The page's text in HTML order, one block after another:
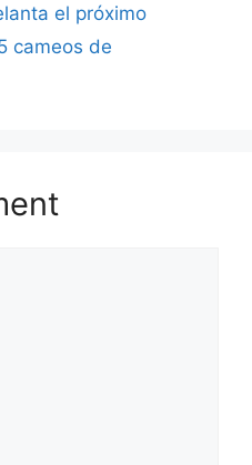
el próximo
cameos de